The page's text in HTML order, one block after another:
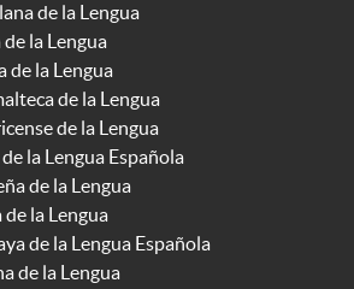
de la Lengua
la Lengua
de la Lengua
de la Lengua
de la Lengua
la Lengua Española
de la Lengua
la Lengua
de la Lengua Española
de la Lengua